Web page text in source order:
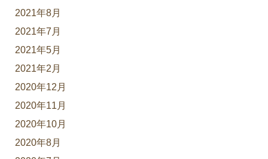
2021年8月
2021年7月
2021年5月
2021年2月
2020年12月
2020年11月
2020年10月
2020年8月